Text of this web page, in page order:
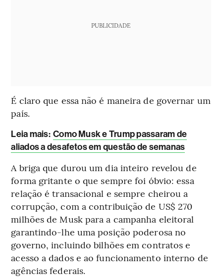
PUBLICIDADE
É claro que essa não é maneira de governar um
país.
Leia mais: Como Musk e Trump passaram de
aliados a desafetos em questão de semanas
A briga que durou um dia inteiro revelou de
forma gritante o que sempre foi óbvio: essa
relação é transacional e sempre cheirou a
corrupção, com a contribuição de US$ 270
milhões de Musk para a campanha eleitoral
garantindo-lhe uma posição poderosa no
governo, incluindo bilhões em contratos e
acesso a dados e ao funcionamento interno de
agências federais.